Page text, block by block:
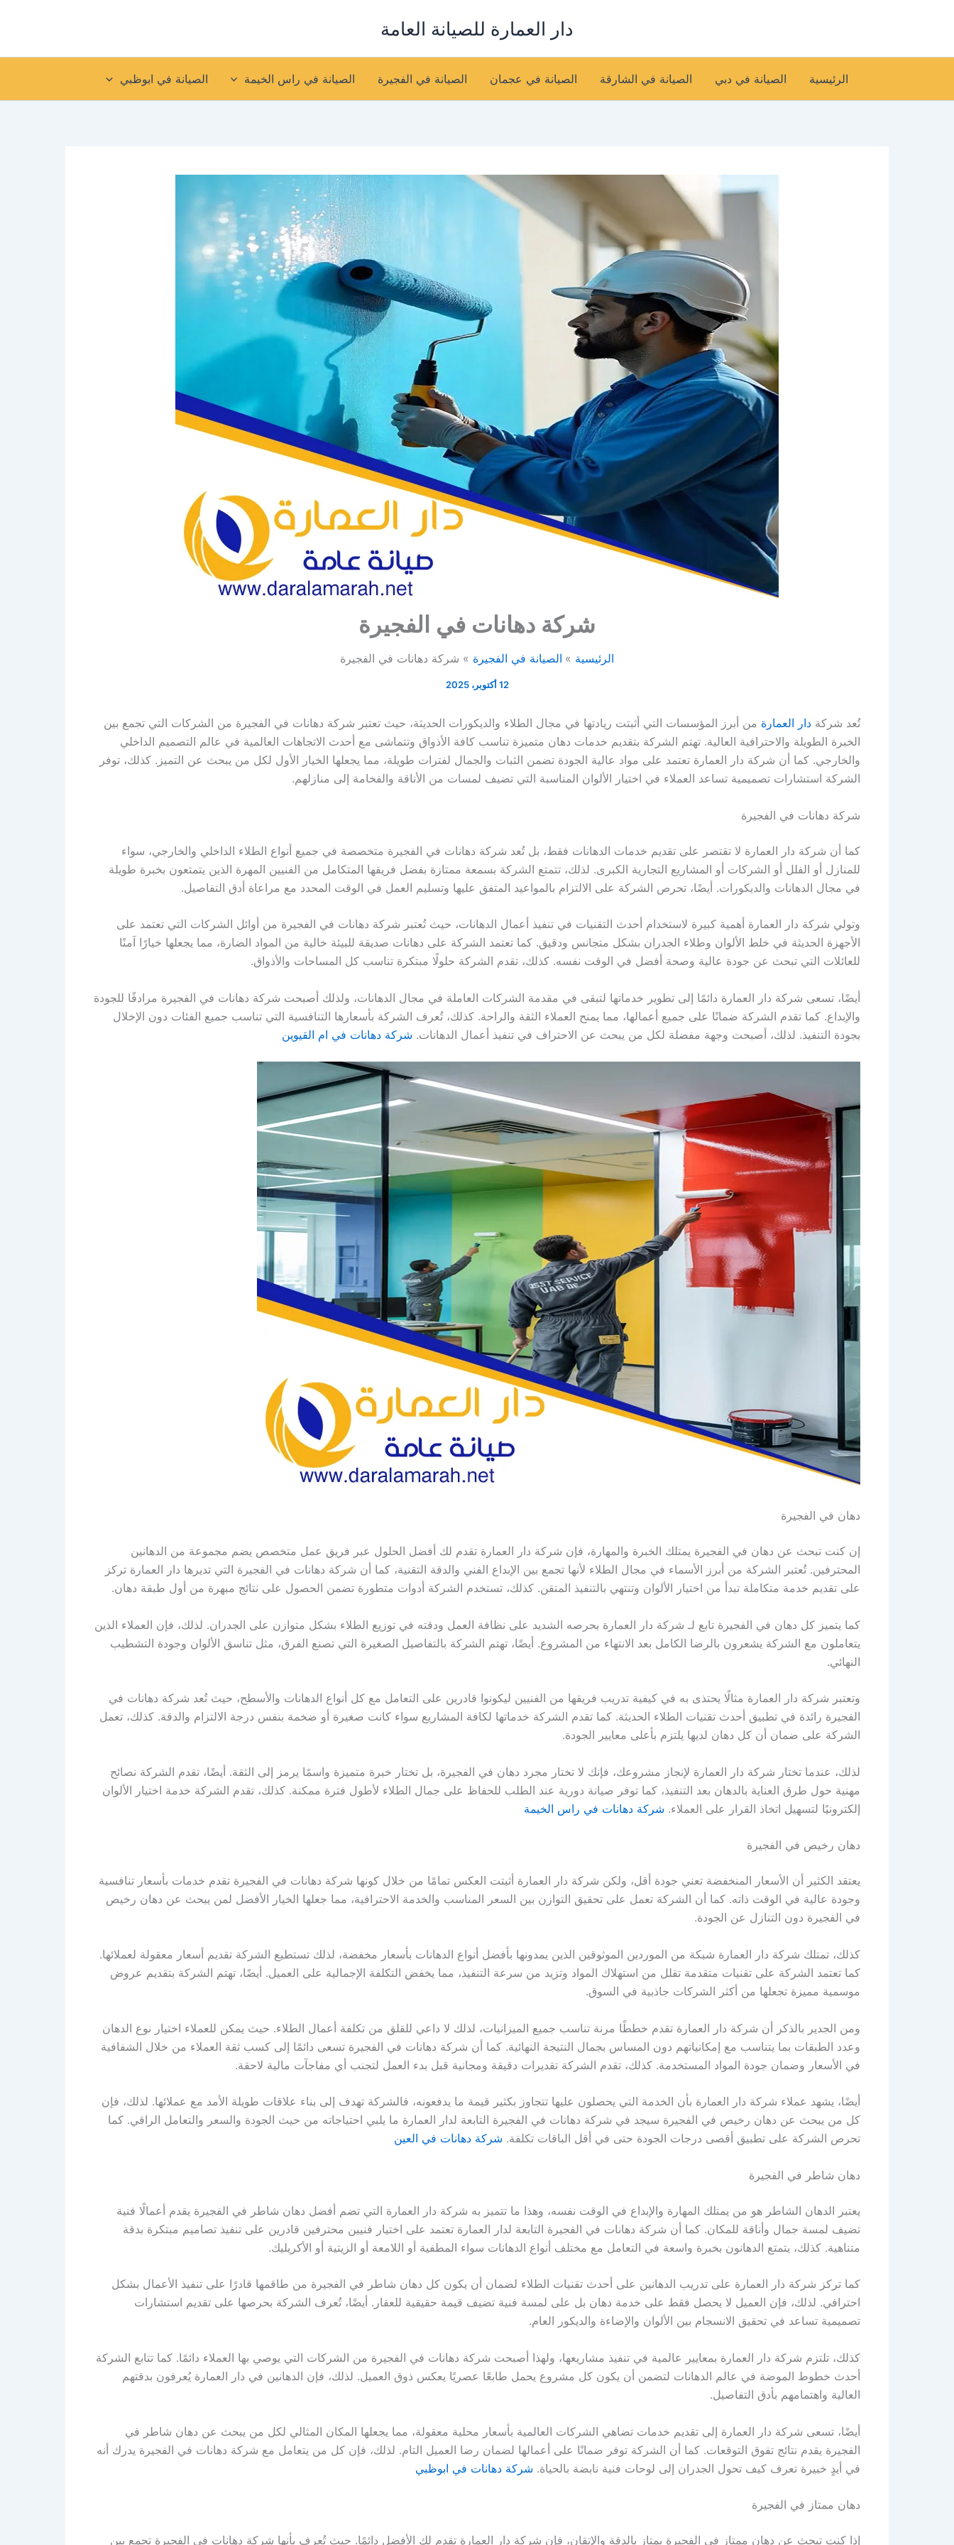
دار العمارة للصيانة العامة
الرئيسية الصيانة في دبي الصيانة في الشارقة الصيانة في عجمان الصيانة في الفجيرة الصيانة في راس الخيمة الصيانة في ابوظبي
شركة دهانات في الفجيرة
الرئيسية الصيانة في الفجيرة شركة دهانات في الفجيرة
12 أكتوبر، 2025
تُعد شركة دار العمارة من أبرز المؤسسات التي أثبتت ريادتها في مجال الطلاء والديكورات الحديثة، حيث تعتبر شركة دهانات في الفجيرة من الشركات التي تجمع بين
الخبرة الطويلة والاحترافية العالية. تهتم الشركة بتقديم خدمات دهان متميزة تناسب كافة الأذواق وتتماشى مع أحدث الاتجاهات العالمية في عالم التصميم الداخلي
والخارجي. كما أن شركة دار العمارة تعتمد على مواد عالية الجودة تضمن الثبات والجمال لفترات طويلة، مما يجعلها الخيار الأول لكل من يبحث عن التميز. كذلك، توفر
الشركة استشارات تصميمية تساعد العملاء في اختيار الألوان المناسبة التي تضيف لمسات من الأناقة والفخامة إلى منازلهم.
شركة دهانات في الفجيرة
كما أن شركة دار العمارة لا تقتصر على تقديم خدمات الدهانات فقط، بل تُعد شركة دهانات في الفجيرة متخصصة في جميع أنواع الطلاء الداخلي والخارجي، سواء
للمنازل أو الفلل أو الشركات أو المشاريع التجارية الكبرى. لذلك، تتمتع الشركة بسمعة ممتازة بفضل فريقها المتكامل من الفنيين المهرة الذين يتمتعون بخبرة طويلة
في مجال الدهانات والديكورات. أيضًا، تحرص الشركة على الالتزام بالمواعيد المتفق عليها وتسليم العمل في الوقت المحدد مع مراعاة أدق التفاصيل.
وتولي شركة دار العمارة أهمية كبيرة لاستخدام أحدث التقنيات في تنفيذ أعمال الدهانات، حيث تُعتبر شركة دهانات في الفجيرة من أوائل الشركات التي تعتمد على
الأجهزة الحديثة في خلط الألوان وطلاء الجدران بشكل متجانس ودقيق. كما تعتمد الشركة على دهانات صديقة للبيئة خالية من المواد الضارة، مما يجعلها خيارًا آمنًا
للعائلات التي تبحث عن جودة عالية وصحة أفضل في الوقت نفسه. كذلك، تقدم الشركة حلولًا مبتكرة تناسب كل المساحات والأذواق.
أيضًا، تسعى شركة دار العمارة دائمًا إلى تطوير خدماتها لتبقى في مقدمة الشركات العاملة في مجال الدهانات، ولذلك أصبحت شركة دهانات في الفجيرة مرادفًا للجودة
والإبداع. كما تقدم الشركة ضمانًا على جميع أعمالها، مما يمنح العملاء الثقة والراحة. كذلك، تُعرف الشركة بأسعارها التنافسية التي تناسب جميع الفئات دون الإخلال
بجودة التنفيذ. لذلك، أصبحت وجهة مفضلة لكل من يبحث عن الاحتراف في تنفيذ أعمال الدهانات. شركة دهانات في ام القيوين
دهان في الفجيرة
إن كنت تبحث عن دهان في الفجيرة يمتلك الخبرة والمهارة، فإن شركة دار العمارة تقدم لك أفضل الحلول عبر فريق عمل متخصص يضم مجموعة من الدهانين
المحترفين. تُعتبر الشركة من أبرز الأسماء في مجال الطلاء لأنها تجمع بين الإبداع الفني والدقة التقنية، كما أن شركة دهانات في الفجيرة التي تديرها دار العمارة تركز
على تقديم خدمة متكاملة تبدأ من اختيار الألوان وتنتهي بالتنفيذ المتقن. كذلك، تستخدم الشركة أدوات متطورة تضمن الحصول على نتائج مبهرة من أول طبقة دهان.
كما يتميز كل دهان في الفجيرة تابع لـ شركة دار العمارة بحرصه الشديد على نظافة العمل ودقته في توزيع الطلاء بشكل متوازن على الجدران. لذلك، فإن العملاء الذين
يتعاملون مع الشركة يشعرون بالرضا الكامل بعد الانتهاء من المشروع. أيضًا، تهتم الشركة بالتفاصيل الصغيرة التي تصنع الفرق، مثل تناسق الألوان وجودة التشطيب
النهائي.
وتعتبر شركة دار العمارة مثالًا يحتذى به في كيفية تدريب فريقها من الفنيين ليكونوا قادرين على التعامل مع كل أنواع الدهانات والأسطح، حيث تُعد شركة دهانات في
الفجيرة رائدة في تطبيق أحدث تقنيات الطلاء الحديثة. كما تقدم الشركة خدماتها لكافة المشاريع سواء كانت صغيرة أو ضخمة بنفس درجة الالتزام والدقة. كذلك، تعمل
الشركة على ضمان أن كل دهان لديها يلتزم بأعلى معايير الجودة.
لذلك، عندما تختار شركة دار العمارة لإنجاز مشروعك، فإنك لا تختار مجرد دهان في الفجيرة، بل تختار خبرة متميزة واسمًا يرمز إلى الثقة. أيضًا، تقدم الشركة نصائح
مهنية حول طرق العناية بالدهان بعد التنفيذ، كما توفر صيانة دورية عند الطلب للحفاظ على جمال الطلاء لأطول فترة ممكنة. كذلك، تقدم الشركة خدمة اختيار الألوان
إلكترونيًا لتسهيل اتخاذ القرار على العملاء. شركة دهانات في راس الخيمة
دهان رخيص في الفجيرة
يعتقد الكثير أن الأسعار المنخفضة تعني جودة أقل، ولكن شركة دار العمارة أثبتت العكس تمامًا من خلال كونها شركة دهانات في الفجيرة تقدم خدمات بأسعار تنافسية
وجودة عالية في الوقت ذاته. كما أن الشركة تعمل على تحقيق التوازن بين السعر المناسب والخدمة الاحترافية، مما جعلها الخيار الأفضل لمن يبحث عن دهان رخيص
في الفجيرة دون التنازل عن الجودة.
كذلك، تمتلك شركة دار العمارة شبكة من الموردين الموثوقين الذين يمدونها بأفضل أنواع الدهانات بأسعار مخفضة، لذلك تستطيع الشركة تقديم أسعار معقولة لعملائها.
كما تعتمد الشركة على تقنيات متقدمة تقلل من استهلاك المواد وتزيد من سرعة التنفيذ، مما يخفض التكلفة الإجمالية على العميل. أيضًا، تهتم الشركة بتقديم عروض
موسمية مميزة تجعلها من أكثر الشركات جاذبية في السوق.
ومن الجدير بالذكر أن شركة دار العمارة تقدم خططًا مرنة تناسب جميع الميزانيات، لذلك لا داعي للقلق من تكلفة أعمال الطلاء. حيث يمكن للعملاء اختيار نوع الدهان
وعدد الطبقات بما يتناسب مع إمكانياتهم دون المساس بجمال النتيجة النهائية. كما أن شركة دهانات في الفجيرة تسعى دائمًا إلى كسب ثقة العملاء من خلال الشفافية
في الأسعار وضمان جودة المواد المستخدمة. كذلك، تقدم الشركة تقديرات دقيقة ومجانية قبل بدء العمل لتجنب أي مفاجآت مالية لاحقة.
أيضًا، يشهد عملاء شركة دار العمارة بأن الخدمة التي يحصلون عليها تتجاوز بكثير قيمة ما يدفعونه، فالشركة تهدف إلى بناء علاقات طويلة الأمد مع عملائها. لذلك، فإن
كل من يبحث عن دهان رخيص في الفجيرة سيجد في شركة دهانات في الفجيرة التابعة لدار العمارة ما يلبي احتياجاته من حيث الجودة والسعر والتعامل الراقي. كما
تحرص الشركة على تطبيق أقصى درجات الجودة حتى في أقل الباقات تكلفة. شركة دهانات في العين
دهان شاطر في الفجيرة
يعتبر الدهان الشاطر هو من يمتلك المهارة والإبداع في الوقت نفسه، وهذا ما تتميز به شركة دار العمارة التي تضم أفضل دهان شاطر في الفجيرة يقدم أعمالًا فنية
تضيف لمسة جمال وأناقة للمكان. كما أن شركة دهانات في الفجيرة التابعة لدار العمارة تعتمد على اختيار فنيين محترفين قادرين على تنفيذ تصاميم مبتكرة بدقة
متناهية. كذلك، يتمتع الدهانون بخبرة واسعة في التعامل مع مختلف أنواع الدهانات سواء المطفية أو اللامعة أو الزيتية أو الأكريليك.
كما تركز شركة دار العمارة على تدريب الدهانين على أحدث تقنيات الطلاء لضمان أن يكون كل دهان شاطر في الفجيرة من طاقمها قادرًا على تنفيذ الأعمال بشكل
احترافي. لذلك، فإن العميل لا يحصل فقط على خدمة دهان بل على لمسة فنية تضيف قيمة حقيقية للعقار. أيضًا، تُعرف الشركة بحرصها على تقديم استشارات
تصميمية تساعد في تحقيق الانسجام بين الألوان والإضاءة والديكور العام.
كذلك، تلتزم شركة دار العمارة بمعايير عالمية في تنفيذ مشاريعها، ولهذا أصبحت شركة دهانات في الفجيرة من الشركات التي يوصي بها العملاء دائمًا. كما تتابع الشركة
أحدث خطوط الموضة في عالم الدهانات لتضمن أن يكون كل مشروع يحمل طابعًا عصريًا يعكس ذوق العميل. لذلك، فإن الدهانين في دار العمارة يُعرفون بدقتهم
العالية واهتمامهم بأدق التفاصيل.
أيضًا، تسعى شركة دار العمارة إلى تقديم خدمات تضاهي الشركات العالمية بأسعار محلية معقولة، مما يجعلها المكان المثالي لكل من يبحث عن دهان شاطر في
الفجيرة يقدم نتائج تفوق التوقعات. كما أن الشركة توفر ضمانًا على أعمالها لضمان رضا العميل التام. لذلك، فإن كل من يتعامل مع شركة دهانات في الفجيرة يدرك أنه
في أيدٍ خبيرة تعرف كيف تحول الجدران إلى لوحات فنية نابضة بالحياة. شركة دهانات في ابوظبي
دهان ممتاز في الفجيرة
إذا كنت تبحث عن دهان ممتاز في الفجيرة يمتاز بالدقة والإتقان، فإن شركة دار العمارة تقدم لك الأفضل دائمًا. حيث تُعرف بأنها شركة دهانات في الفجيرة تجمع بين